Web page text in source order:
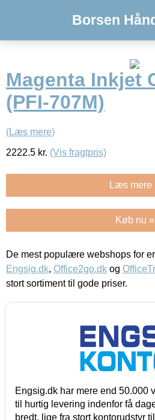
Borsen
Magenta Inkjet
(PFI-707M)
(Læs mere)
2222.5 kr. (Vis fragtpris)
Læs mere
Køb nu »
De mest populære webshops for
Engsig.dk, Office2go.dk og
stort sortiment til gode priser.
Engsig.dk har mere end 50.000
til hurtig levering indenfor få
bredt, lige fra stort kontorudstyr